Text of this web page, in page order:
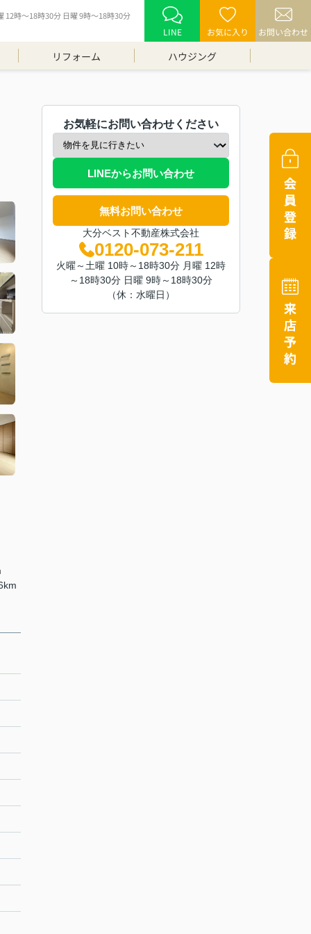
12時～18時30分 日曜 9時～18時30分
LINE お気に入り お問い合わせ
リフォーム ハウジング
お気軽にお問い合わせください
LINEからお問い合わせ
無料お問い合わせ
大分ベスト不動産株式会社
0120-073-211
火曜～土曜 10時～18時30分 月曜 12時
～18時30分 日曜 9時～18時30分
（休：水曜日）